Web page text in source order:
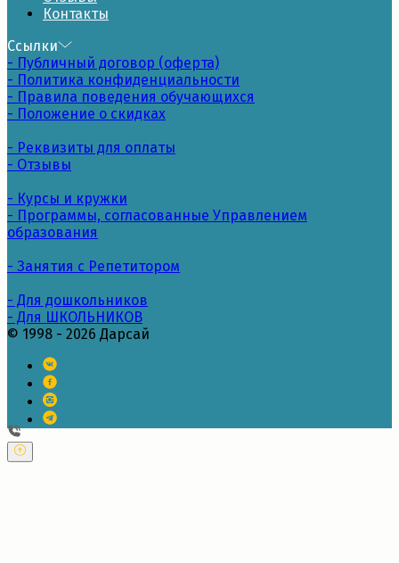
Контакты
Ссылки
- Публичный договор (оферта)
- Политика конфиденциальности
- Правила поведения обучающихся
- Положение о скидках
- Реквизиты для оплаты
- Отзывы
- Курсы и кружки
- Программы, согласованные Управлением
образования
- Занятия с Репетитором
- Для дошкольников
- Для ШКОЛЬНИКОВ
© 1998 - 2026 Дарсай